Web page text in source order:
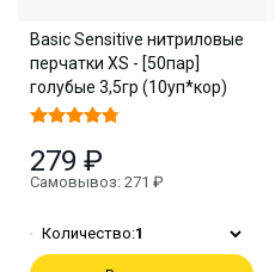
Basic Sensitive нитриловые
перчатки XS - [50пар]
голубые 3,5гр (10уп*кор)
279 ₽
Самовывоз: 271 ₽
Количество:1